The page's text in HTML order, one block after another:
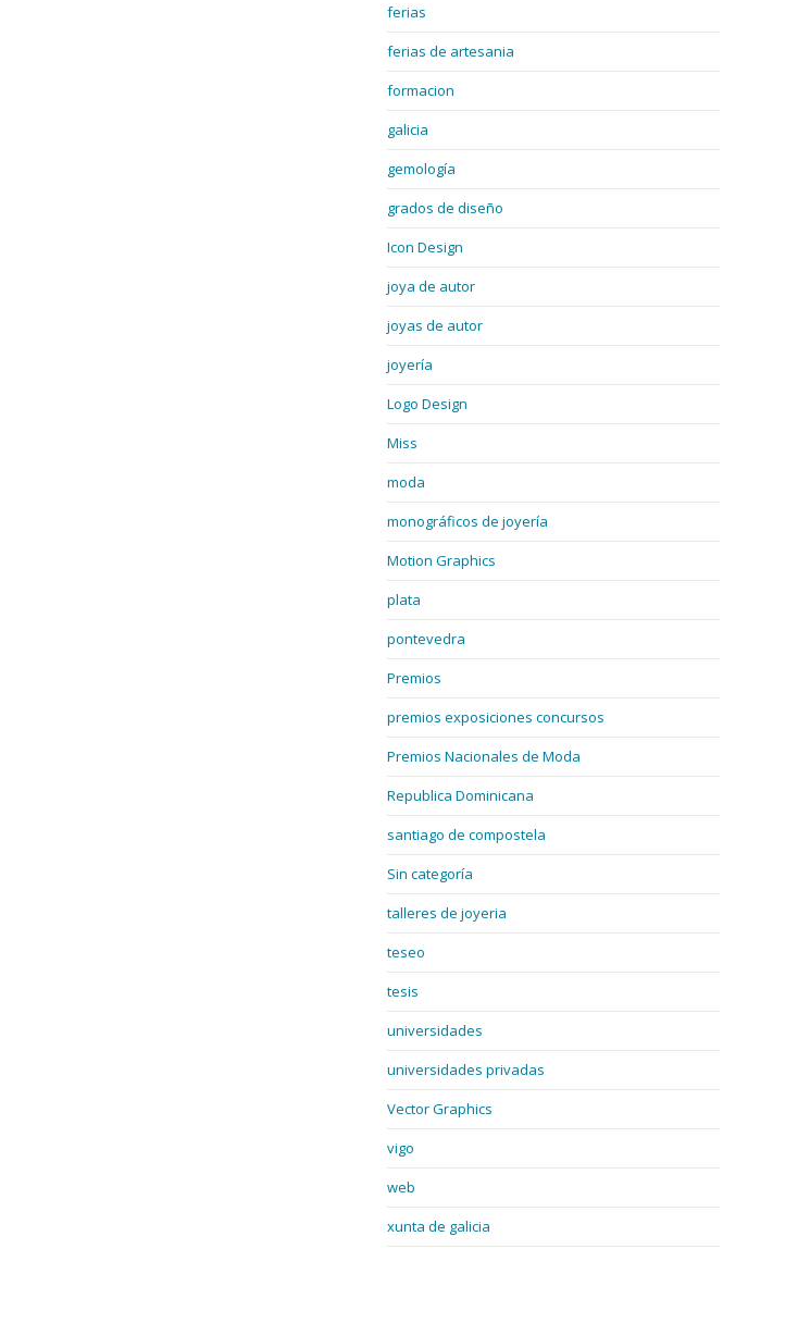
ferias
ferias de artesania
formacion
galicia
gemología
grados de diseño
Icon Design
joya de autor
joyas de autor
joyería
Logo Design
Miss
moda
monográficos de joyería
Motion Graphics
plata
pontevedra
Premios
premios exposiciones concursos
Premios Nacionales de Moda
Republica Dominicana
santiago de compostela
Sin categoría
talleres de joyeria
teseo
tesis
universidades
universidades privadas
Vector Graphics
vigo
web
xunta de galicia